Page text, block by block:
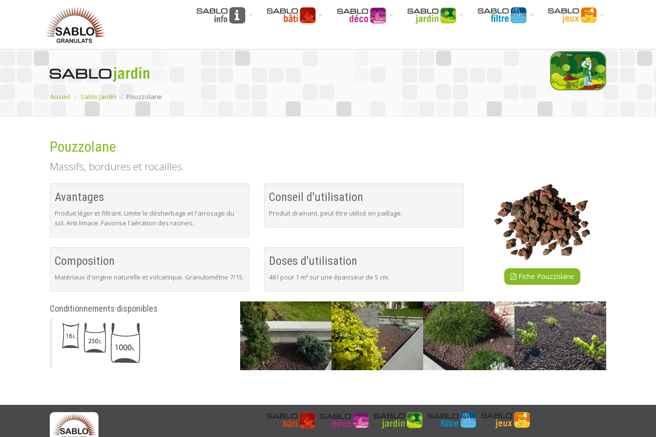
Accueil Sablo Jardin Pouzzolane
Pouzzolane
Massifs, bordures et rocailles.
Fiche Pouzzolane
Avantages
Produit léger et filtrant. Limite le désherbage et l'arrosage du
sol. Anti limace. Favorise l'aération des racines.
Conseil d'utilisation
Produit drainant, peut être utilisé en paillage.
Composition
Matériaux d'origine naturelle et volcanique. Granulométrie 7/15.
Doses d'utilisation
48 l pour 1 m² sur une épaisseur de 5 cm.
Conditionnements disponibles
ABOUT
US